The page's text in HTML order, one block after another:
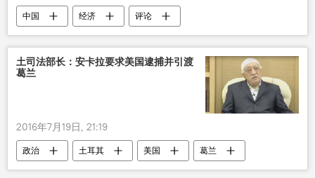
中国 经济
评论
欧普拉软件
土司法部长：安卡拉要求美国逮捕并引渡
葛兰
2016年7月19日, 21:19
政治 土耳其 美国
葛兰
逮捕
引渡